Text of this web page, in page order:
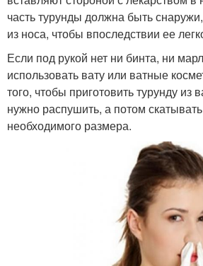
часть турунды должна быть
из носа, чтобы впоследствии ее
Если под рукой нет ни бинта, ни
использовать вату или ватные
того, чтобы приготовить турунду из
нужно распушить, а потом
необходимого размера.